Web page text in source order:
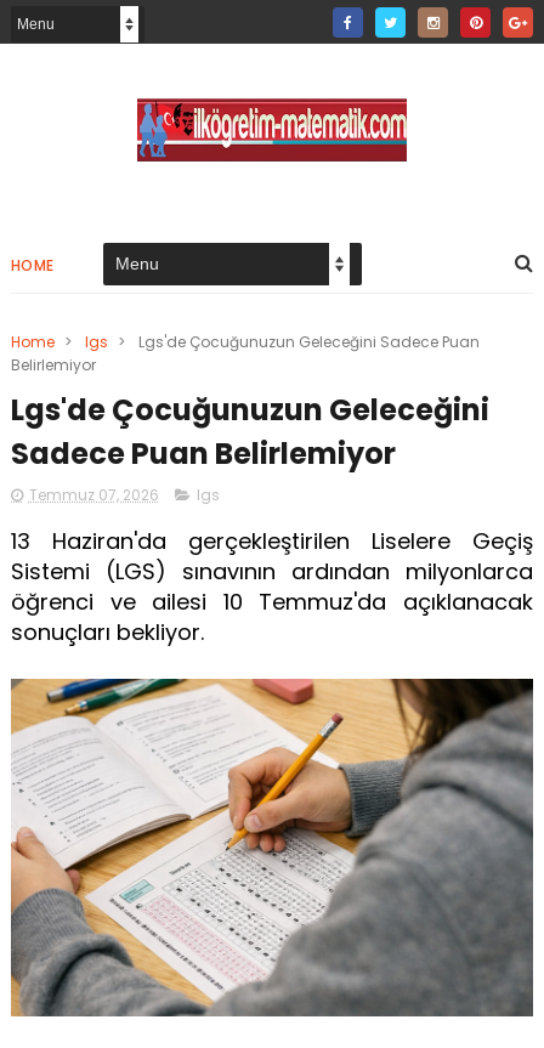
HOME
Home > lgs >
Lgs'de Çocuğunuzun Geleceğini Sadece Puan
Belirlemiyor
Lgs'de Çocuğunuzun Geleceğini
Sadece Puan Belirlemiyor
Temmuz 07, 2026 lgs
13 Haziran'da gerçekleştirilen Liselere Geçiş
Sistemi (LGS) sınavının ardından milyonlarca
öğrenci ve ailesi 10 Temmuz'da açıklanacak
sonuçları bekliyor.